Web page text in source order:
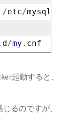
/etc/mysql
d/my . cnf
起動すると、
るのですが、